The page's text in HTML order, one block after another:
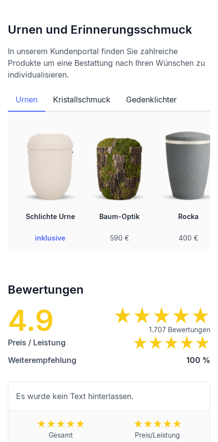
Urnen und Erinnerungsschmuck
In unserem Kundenportal finden Sie zahlreiche
Produkte um eine Bestattung nach Ihren Wünschen zu
individualisieren.
Urnen Kristallschmuck Gedenklichter
Schlichte Urne
inklusive
Baum-Optik
590 €
Rocka
400 €
Bewertungen
4.9 1.707 Bewertungen
Preis / Leistung
Weiterempfehlung
100 %
Es wurde kein Text hinterlassen.
Gesamt Preis/Leistung